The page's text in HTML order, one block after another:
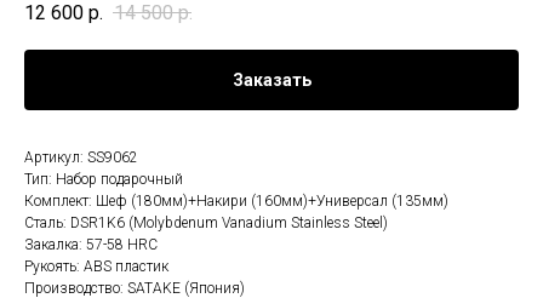
12 600 р. 14 500 р.
Заказать
Артикул: SS9062
Тип: Набор подарочный
Комплект: Шеф (180мм)+Накири (160мм)+Универсал (135мм)
Сталь: DSR1K6 (Molybdenum Vanadium Stainless Steel)
Закалка: 57-58 HRC
Рукоять: ABS пластик
Производство: SATAKE (Япония)